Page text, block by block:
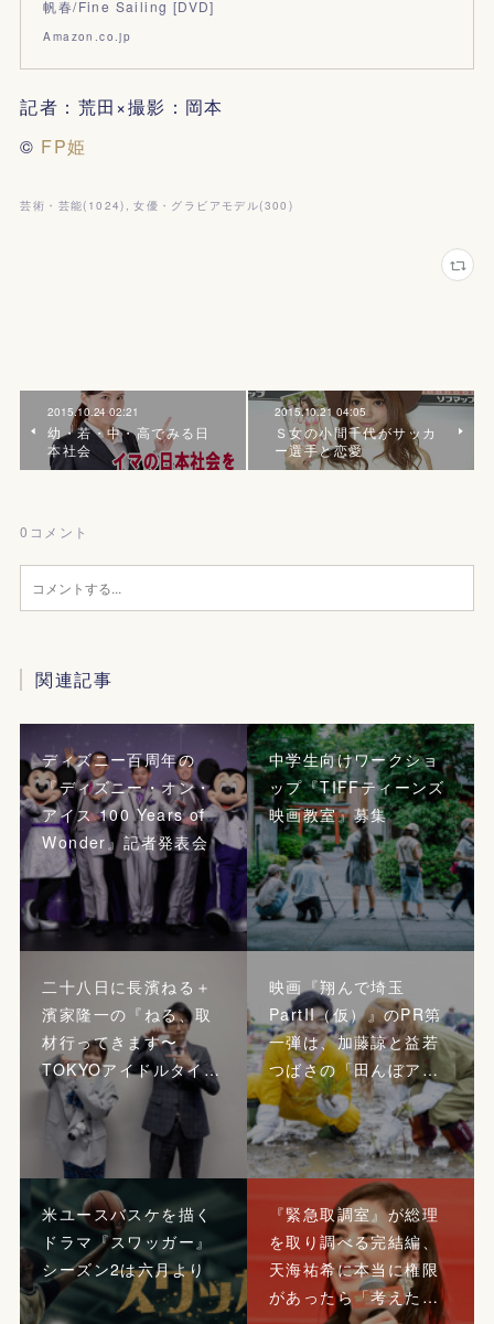
帆春/Fine Sailing [DVD]
Amazon.co.jp
記者：荒田×撮影：岡本
© FP姫
芸術・芸能( 1024) 女優・グラビアモデル(300 )
2015.10.24 02:21
幼・若・中・高でみる日
本社会
2015.10.21 04:05
Ｓ女の小間千代がサッカ
ー選手と恋愛
0 コメント
関連記事
ディズニー百周年の
『ディズニー・オン・
アイス 100 Years of
Wonder』記者発表会
中学生向けワークショ
ップ『TIFFティーンズ
映画教室』募集
二十八日に長濱ねる＋
濱家隆一の『ねる、取
材行ってきます〜
TOKYOアイドルタイ…
映画『翔んで埼玉
PartII（仮）』のPR第
一弾は、加藤諒と益若
つばさの「田んぼア…
米ユースバスケを描く
ドラマ『スワッガー』
シーズン2は六月より
『緊急取調室』が総理
を取り調べる完結編、
天海祐希に本当に権限
があったら「考えた…